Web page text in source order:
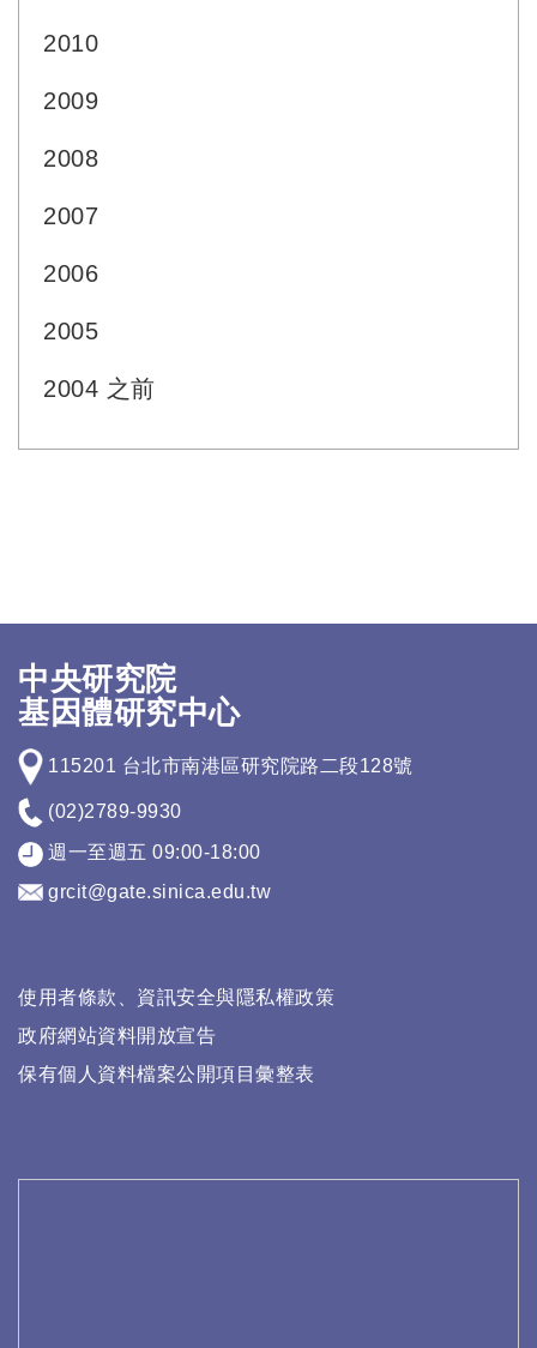
2010
2009
2008
2007
2006
2005
2004 之前
中央研究院
基因體研究中心
115201 台北市南港區研究院路二段128號
(02)2789-9930
週一至週五 09:00-18:00
grcit@gate.sinica.edu.tw
使用者條款、資訊安全與隱私權政策
政府網站資料開放宣告
保有個人資料檔案公開項目彙整表